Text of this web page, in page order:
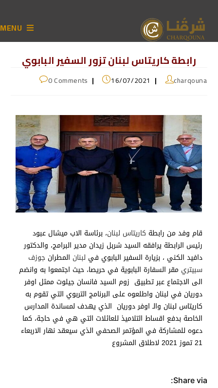
MENU
رابطة كاريتاس لبنان تزور السفير البابوي
charqouna
16/07/2021
0 Comments
قام وفد من رابطة كاريتاس لبنان، برئاسة الاب ميشال عبود
رئيس الرابطة يرافقه السيد شربل زيدان مدير البرامج، والدكتور
دافيد الكني ، بزيارة السفير البابوي في لبنان المطرانجوزف
سبيتري مقر السفارة البابوية في حريصا، حيث اجتمعوا به وانضم
الى الاجتماع عبر تطبيق زوم السيد فانسان جيلوت ممثل اوفر
دوريان في لبنان واطلعوه على البرنامج التربوي التي تقوم به
كاريتاس لبنان والـ اوفر دوريان الذي يهدف لمساندة المدارس
الخاصة بدفع اقساط التلاميذ للعائلات التي هي في حاجة، كما
دعوه للمشاركة في المؤتمر الصحفي الذي سيعقد نهار الاربعاء
21 تموز 2021 لاطلاق المشروع
Share via: